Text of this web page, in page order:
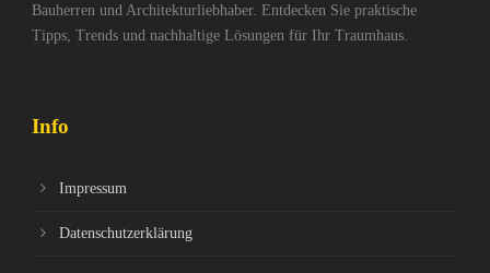
Bauherren und Architekturliebhaber. Entdecken Sie praktische
Tipps, Trends und nachhaltige Lösungen für Ihr Traumhaus.
Info
Impressum
Datenschutzerklärung